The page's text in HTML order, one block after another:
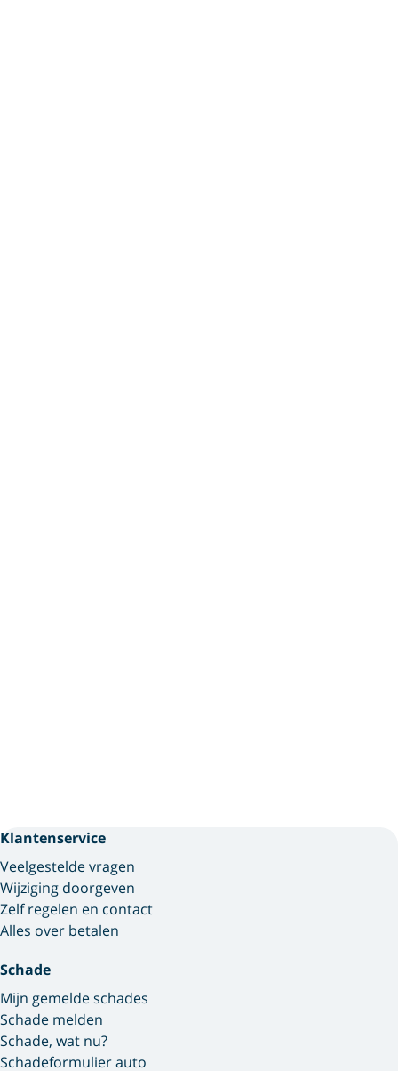
Klantenservice
Veelgestelde vragen
Wijziging doorgeven
Zelf regelen en contact
Alles over betalen
Schade
Mijn gemelde schades
Schade melden
Schade, wat nu?
Schadeformulier auto